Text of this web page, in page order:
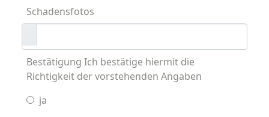
Schadensfotos
Bestätigung Ich bestätige hiermit die
Richtigkeit der vorstehenden Angaben
ja